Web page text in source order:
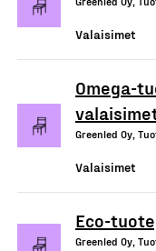
Valaisimet
Omega-
Greenled Oy,
Valaisimet
Eco-
Greenled Oy,